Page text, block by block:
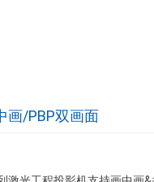
画/PBP双画面